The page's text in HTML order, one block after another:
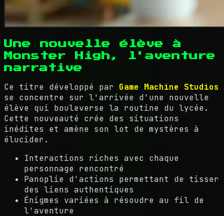
Une nouvelle élève à
Monster High, l'aventure
narrative
Ce titre développé par Game Machine Studios
se concentre sur l'arrivée d'une nouvelle
élève qui bouleverse la routine du lycée.
Cette nouveauté crée des situations
inédites et amène son lot de mystères à
élucider.
Interactions riches avec chaque
personnage rencontré
Panoplie d'actions permettant de tisser
des liens authentiques
Énigmes variées à résoudre au fil de
l'aventure